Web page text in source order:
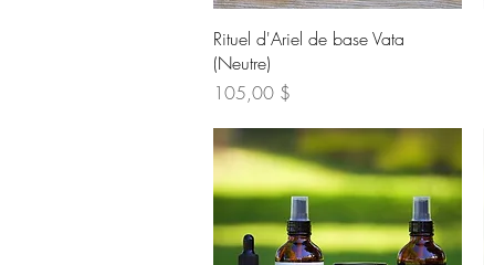
Aperçu rapide
Rituel d'Ariel de base Vata
(Neutre)
Prix
105,00 $